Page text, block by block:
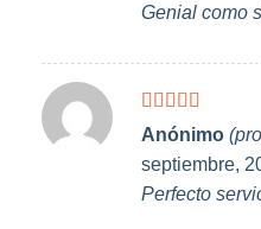
Genial como
Valorado
con5de 5
Anónimo
septiembre,
Perfecto